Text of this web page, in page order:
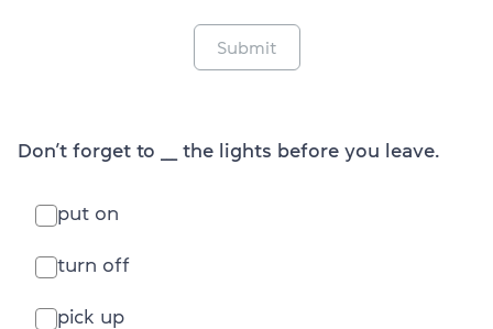
Submit
Don’t forget to ___ the lights before you leave.
put on
turn off
pick up